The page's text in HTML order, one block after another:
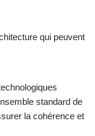
qui peuvent
standard de
la cohérence et